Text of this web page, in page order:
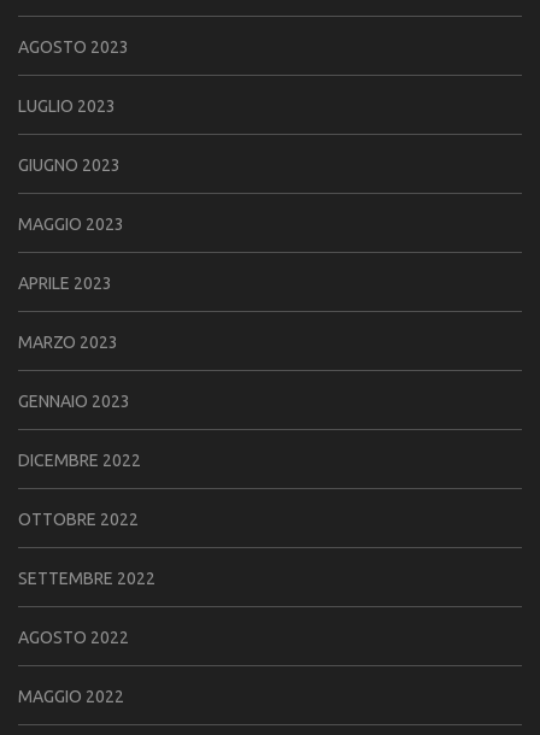
AGOSTO 2023
LUGLIO 2023
GIUGNO 2023
MAGGIO 2023
APRILE 2023
MARZO 2023
GENNAIO 2023
DICEMBRE 2022
OTTOBRE 2022
SETTEMBRE 2022
AGOSTO 2022
MAGGIO 2022